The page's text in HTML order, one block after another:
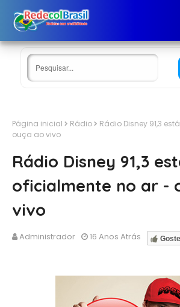
Página inicial Rádio
Rádio Disney 91,3
ouça ao vivo
Rádio Disney 91,3
oficialmente no ar -
vivo
Administrador 16 Anos Atrás